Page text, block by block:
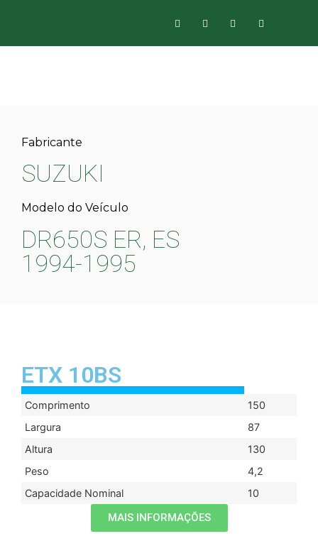
Fabricante
SUZUKI
Modelo do Veículo
DR650S ER, ES
1994-1995
ETX 10BS
Comprimento
150
Largura
87
Altura
130
Peso
4,2
Capacidade Nominal
10
MAIS INFORMAÇÕES